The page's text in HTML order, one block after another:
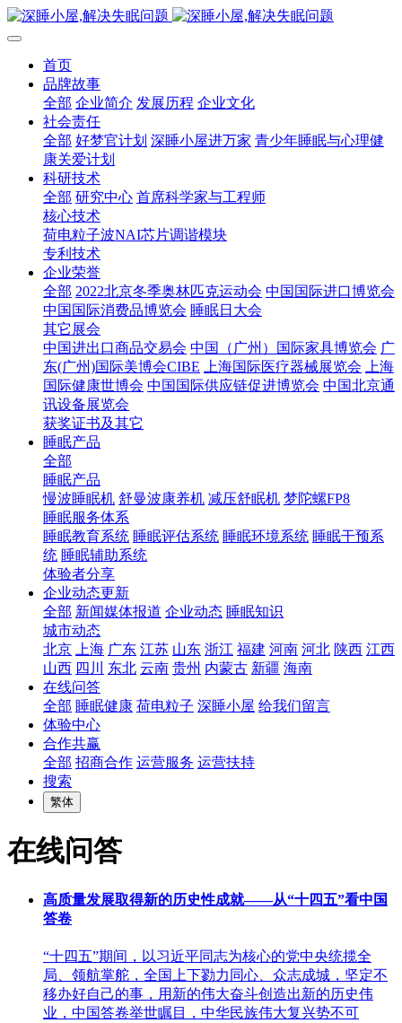
首页
品牌故事
全部 企业简介 发展历程 企业文化
社会责任
全部 好梦官计划 深睡小屋进万家 青少年睡眠与心理健
康关爱计划
科研技术
全部 研究中心 首席科学家与工程师
核心技术
荷电粒子波NAI芯片调谐模块
专利技术
企业荣誉
全部 2022北京冬季奥林匹克运动会 中国国际进口博览会
中国国际消费品博览会 睡眠日大会
其它展会
中国进出口商品交易会 中国（广州）国际家具博览会 广
东(广州)国际美博会CIBE
上海国际医疗器械展览会
上海
国际健康世博会 中国国际供应链促进博览会 中国北京通
讯设备展览会
获奖证书及其它
睡眠产品
全部
睡眠产品
慢波睡眠机 舒曼波康养机 减压舒眠机 梦陀螺FP8
睡眠服务体系
睡眠教育系统 睡眠评估系统 睡眠环境系统 睡眠干预系
统 睡眠辅助系统
体验者分享
企业动态更新
全部 新闻媒体报道 企业动态 睡眠知识
城市动态
北京
上海 广东 江苏 山东 浙江 福建 河南 河北 陕西 江西
山西 四川 东北 云南 贵州 内蒙古 新疆 海南
在线问答
全部 睡眠健康 荷电粒子 深睡小屋 给我们留言
体验中心
合作共赢
全部 招商合作 运营服务 运营扶持
搜索
繁体
在线问答
高质量发展取得新的历史性成就——从“十四五”看中国
答卷
“十四五”期间，以习近平同志为核心的党中央统揽全
局、领航掌舵，全国上下勠力同心、众志成城，坚定不
移办好自己的事，用新的伟大奋斗创造出新的历史伟
业，中国答卷举世瞩目，中华民族伟大复兴势不可